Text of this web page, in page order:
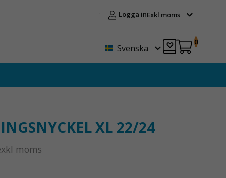
Logga inExkl moms
Svenska
0
XL 22/24
moms